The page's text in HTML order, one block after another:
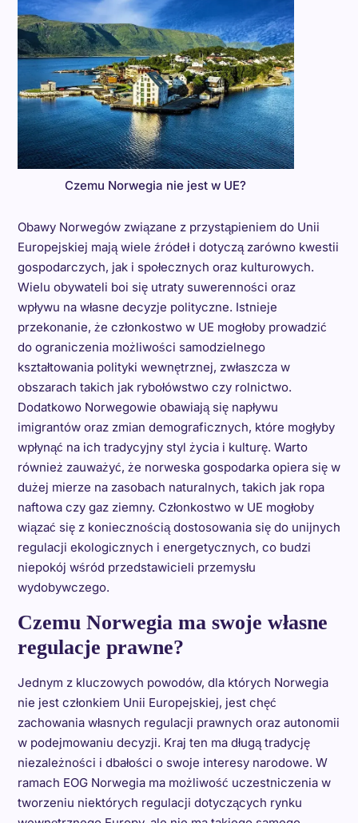
Czemu Norwegia nie jest w UE?
Obawy Norwegów związane z przystąpieniem do Unii
Europejskiej mają wiele źródeł i dotyczą zarówno kwestii
gospodarczych, jak i społecznych oraz kulturowych.
Wielu obywateli boi się utraty suwerenności oraz
wpływu na własne decyzje polityczne. Istnieje
przekonanie, że członkostwo w UE mogłoby prowadzić
do ograniczenia możliwości samodzielnego
kształtowania polityki wewnętrznej, zwłaszcza w
obszarach takich jak rybołówstwo czy rolnictwo.
Dodatkowo Norwegowie obawiają się napływu
imigrantów oraz zmian demograficznych, które mogłyby
wpłynąć na ich tradycyjny styl życia i kulturę. Warto
również zauważyć, że norweska gospodarka opiera się w
dużej mierze na zasobach naturalnych, takich jak ropa
naftowa czy gaz ziemny. Członkostwo w UE mogłoby
wiązać się z koniecznością dostosowania się do unijnych
regulacji ekologicznych i energetycznych, co budzi
niepokój wśród przedstawicieli przemysłu
wydobywczego.
Czemu Norwegia ma swoje własne
regulacje prawne?
Jednym z kluczowych powodów, dla których Norwegia
nie jest członkiem Unii Europejskiej, jest chęć
zachowania własnych regulacji prawnych oraz autonomii
w podejmowaniu decyzji. Kraj ten ma długą tradycję
niezależności i dbałości o swoje interesy narodowe. W
ramach EOG Norwegia ma możliwość uczestniczenia w
tworzeniu niektórych regulacji dotyczących rynku